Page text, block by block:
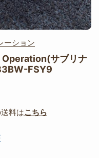
ーション
Operation(サブリナ
FSY9
料はこちら